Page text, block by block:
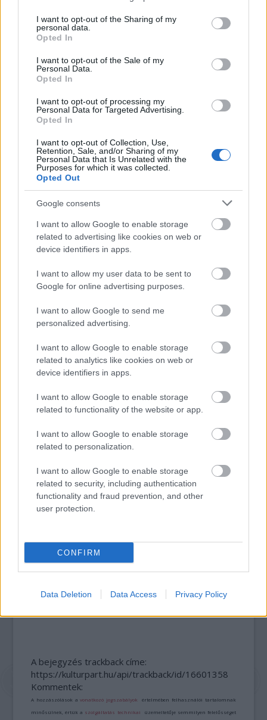
not limited to your visit or usage behaviour. You may click to
grant or deny consent to Google and its third-party tags to
use your data for below specified purposes in below Google
consent section.
I want to opt-out of the Sharing of my
personal data.
Opted In
I want to opt-out of the Sale of my
Personal Data.
Opted In
I want to opt-out of processing my
Personal Data for Targeted Advertising.
Opted In
I want to opt-out of Collection, Use,
Retention, Sale, and/or Sharing of my
Personal Data that Is Unrelated with the
Purposes for which it was collected.
Opted Out
Google consents
I want to allow Google to enable storage
related to advertising like cookies on web or
device identifiers in apps.
I want to allow my user data to be sent to
Google for online advertising purposes.
I want to allow Google to send me
personalized advertising.
I want to allow Google to enable storage
related to analytics like cookies on web or
device identifiers in apps.
I want to allow Google to enable storage
related to functionality of the website or app.
I want to allow Google to enable storage
related to personalization.
I want to allow Google to enable storage
related to security, including authentication
functionality and fraud prevention, and other
user protection.
CONFIRM
Data Deletion Data Access Privacy Policy
évada, várhatóan a szomszédos építkezés
télre befejeződik.
Az elcsúsztatott bemutatók miatt 2021|2022-
es évadra az alábbi bemutatókat hirdette ki a
színház:
Roberto Bolaňo: Vad nyomozók r.: Kelemen Kristóf
Shelagh Delaney: Egy csepp méz r.: Valló Péter
Krisztina
Friedrich Schiller: Don Carlos r.: Nagy Péter István
Tom Stoppard: Travesztiák r.: Valló Péter
Szophoklész: Antigoné r.: Porogi Dorka
Ray Bradbury: 451 fahrenheit r.: Nagy Péter István
Színház Előadás Radnóti Miklós Színház
VAJDASÁGI SZÍNHÁZI ELŐADÁSOK
MUTATKOZNAK BE A 13. VENDÉGVÁRÓ
FESZTIVÁLON
ÁTADTÁK A SZÍNIKRITIKUSOK DÍJÁT
A bejegyzés trackback címe:
https://kulturpart.hu/api/trackback/id/16601358
Kommentek:
A hozzászólások avonatkozó jogszabályok értelmében felhasználói tartalomnak
minősülnek, értük a szolgáltatás technikai üzemeltetője semmilyen felelősséget